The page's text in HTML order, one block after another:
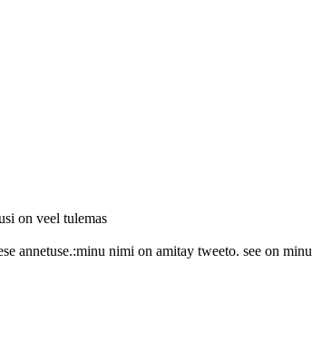
on veel tulemas
annetuse.:minu nimi on amitay tweeto. see on minu